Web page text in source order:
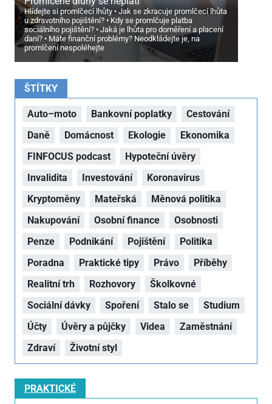
Hlídejte si promlčecí lhůty
Jak se zkracuje promlčecí lhůta
u zdravotního pojištění?
Kdy se promlčuje platba
sociálního pojištění?
Jaká je lhůta pro doměření a placení
daní?
Máte finanční problémy? Neodkládejte je, na
promlčení nespoléhejte
ŠTÍTKY
Auto–moto Bankovní poplatky
Cestování
Daně
Domácnost Ekologie
Ekonomika
FINFOCUS podcast
Hypoteční úvěry
Invalidita
Investování
Koronavirus
Kryptoměny
Mateřská
Měnová politika
Nakupování
Osobní finance
Osobnosti
Penze
Podnikání Pojištění
Politika
Poradna
Praktické tipy Právo
Příběhy
Realitní trh
Rozhovory
Školkovné
Sociální dávky
Spoření Stalo se
Studium
Účty
Úvěry a půjčky Videa
Zaměstnání
Zdraví
Životní styl
PRAKTICKÉ